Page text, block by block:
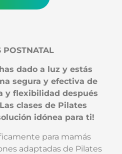
POSTNATAL
dado a luz y estás
segura y efectiva de
y ​​flexibilidad después
clases de Pilates
idónea para ti!
para mamás
adaptadas de Pilates